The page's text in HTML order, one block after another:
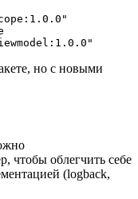
но с новыми
чтобы облегчить себе
(logback,